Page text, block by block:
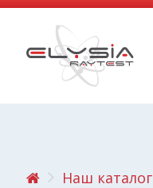
Наш каталог